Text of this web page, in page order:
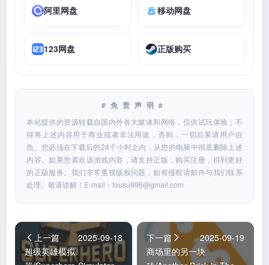
阿里网盘 移动网盘
123网盘 正版购买
#免责声明#
本站提供的资源转载自国内外各大媒体和网络，仅供试玩体验；不
得将上述内容用于商业或者非法用途，否则，一切后果请用户自
负。您必须在下载后的24个小时之内，从您的电脑中彻底删除上述
内容。如果您喜欢该游戏内容，请支持正版，购买注册，得到更好
的正版服务。我们非常重视版权问题，如有侵权请邮件与我们联系
处理。敬请谅解！E-mail：tousu996@gmail.com
上一篇
2025-09-18
超级英雄模拟
下一篇
2025-09-19
商场里的另一块